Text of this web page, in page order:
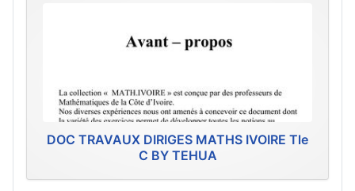
DOC TRAVAUX DIRIGES MATHS IVOIRE Tle
C BY TEHUA